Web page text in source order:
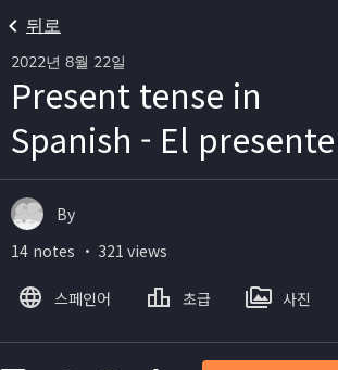
뒤로
2022년 8월 22일
Present tense in
Spanish - El presente
By
14 notes ・ 321 views
스페인어 초급 사진